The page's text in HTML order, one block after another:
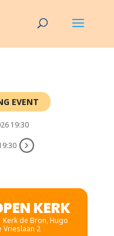
EVENT
19:30
KERK
Kerk de Bron, Hugo
Vrieslaan 2